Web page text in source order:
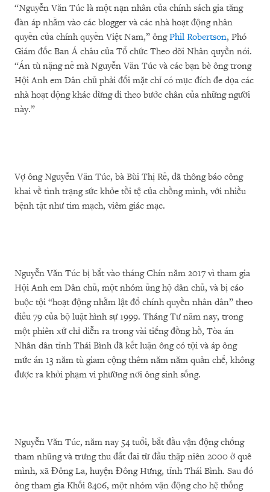
“Nguyễn Văn Túc là một nạn nhân của chính sách gia tăng
đàn áp nhằm vào các blogger và các nhà hoạt động nhân
quyền của chính quyền Việt Nam,” ôngPhil Robertson, Phó
Giám đốc Ban Á châu của Tổ chức Theo dõi Nhân quyền nói.
“Án tù nặng nề mà Nguyễn Văn Túc và các bạn bè ông trong
Hội Anh em Dân chủ phải đối mặt chỉ có mục đích đe dọa các
nhà hoạt động khác đừng đi theo bước chân của những người
này.”
Vợ ông Nguyễn Văn Túc, bà Bùi Thị Rề, đã thông báo công
khai về tình trạng sức khỏe tồi tệ của chồng mình, với nhiều
bệnh tật như tim mạch, viêm giác mạc.
Nguyễn Văn Túc bị bắt vào tháng Chín năm 2017 vì tham gia
Hội Anh em Dân chủ, một nhóm ủng hộ dân chủ, và bị cáo
buộc tội “hoạt động nhằm lật đổ chính quyền nhân dân” theo
điều 79 của bộ luật hình sự 1999. Tháng Tư năm nay, trong
một phiên xử chỉ diễn ra trong vài tiếng đồng hồ, Tòa án
Nhân dân tỉnh Thái Bình đã kết luận ông có tội và áp ông
mức án 13 năm tù giam cộng thêm năm năm quản chế, không
được ra khỏi phạm vi phường nơi ông sinh sống.
Nguyễn Văn Túc, năm nay 54 tuổi, bắt đầu vận động chống
tham nhũng và trưng thu đất đai từ đầu thập niên 2000 ở quê
mình, xã Đông La, huyện Đông Hưng, tỉnh Thái Bình. Sau đó
ông tham gia Khối 8406, một nhóm vận động cho hệ thống